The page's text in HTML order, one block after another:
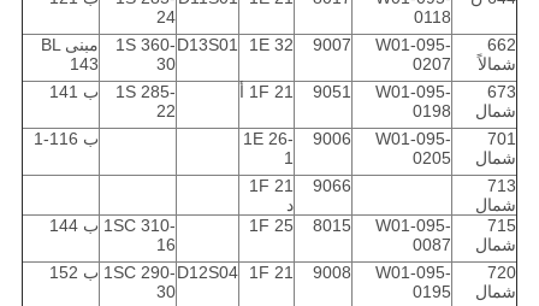
0118
24
662
شمالاً
W01-095-
0207
9007
1E 32
D13S01
1S 360-
30
مبنى BL
143
673
شمال
W01-095-
0198
9051 1F 21 أ
1S 285-
22
ب 141
701
شمال
W01-095-
0205
9006
1E 26-
1
ب 116-1
713
شمال
9066
1F 21
د
715
شمال
W01-095-
0087
8015
1F 25
1SC 310-
16
ب 144
720
شمال
W01-095-
0195
9008
1F 21
D12S04
1SC 290-
30
ب 152